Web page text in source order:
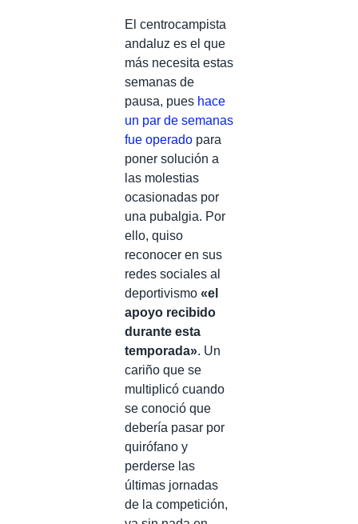
El centrocampista
andaluz es el que
más necesita estas
semanas de
pausa, pues hace
un par de semanas
fue operado para
poner solución a
las molestias
ocasionadas por
una pubalgia. Por
ello, quiso
reconocer en sus
redes sociales al
deportivismo «el
apoyo recibido
durante esta
temporada». Un
cariño que se
multiplicó cuando
se conoció que
debería pasar por
quirófano y
perderse las
últimas jornadas
de la competición,